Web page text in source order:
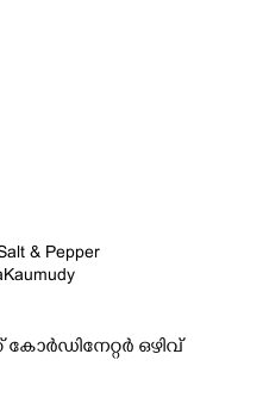
കോർഡിനേറ്റർ ഒഴിവ്